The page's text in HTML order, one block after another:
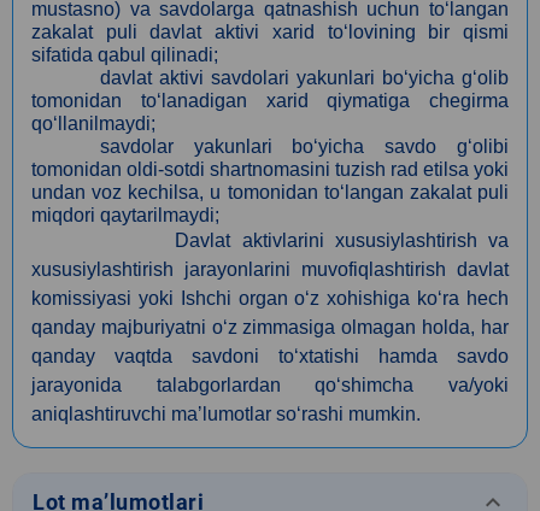
mustasno) va savdolarga qatnashish uchun to‘langan
zakalat puli davlat aktivi xarid to‘lovining bir qismi
sifatida qabul qilinadi;
davlat aktivi savdolari yakunlari bo‘yicha g‘olib
tomonidan to‘lanadigan xarid qiymatiga chegirma
qo‘llanilmaydi;
savdolar yakunlari bo‘yicha savdo g‘olibi
tomonidan oldi-sotdi shartnomasini tuzish rad etilsa yoki
undan voz kechilsa, u tomonidan to‘langan zakalat puli
miqdori qaytarilmaydi;
Davlat aktivlarini xususiylashtirish va
xususiylashtirish jarayonlarini muvofiqlashtirish davlat
komissiyasi yoki Ishchi organ o‘z xohishiga ko‘ra hech
qanday majburiyatni o‘z zimmasiga olmagan holda, har
qanday vaqtda savdoni to‘xtatishi hamda savdo
jarayonida talabgorlardan qo‘shimcha va/yoki
aniqlashtiruvchi maʼlumotlar so‘rashi mumkin.
Lot ma’lumotlari keyboard_arrow_down